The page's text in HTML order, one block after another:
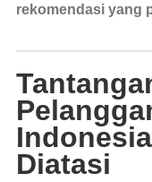
rekomendasi yang
Diatasi